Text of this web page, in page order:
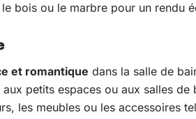
bois ou le marbre pour un rendu
et romantique dans la salle de
petits espaces ou aux salles de
les meubles ou les accessoires